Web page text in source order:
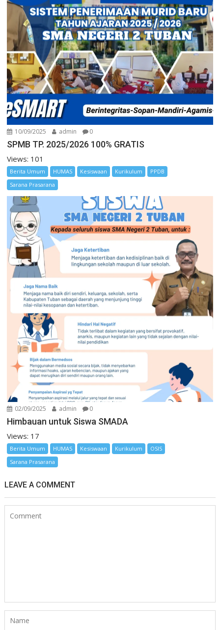
10/09/2025 admin 0
SPMB TP. 2025/2026 100% GRATIS
Views: 101
Berita Umum HUMAS Kesiswaan Kurikulum
PPDB
Sarana Prasarana
02/09/2025 admin 0
Himbauan untuk Siswa SMADA
Views: 17
Berita Umum HUMAS Kesiswaan Kurikulum
OSIS
Sarana Prasarana
LEAVE A COMMENT